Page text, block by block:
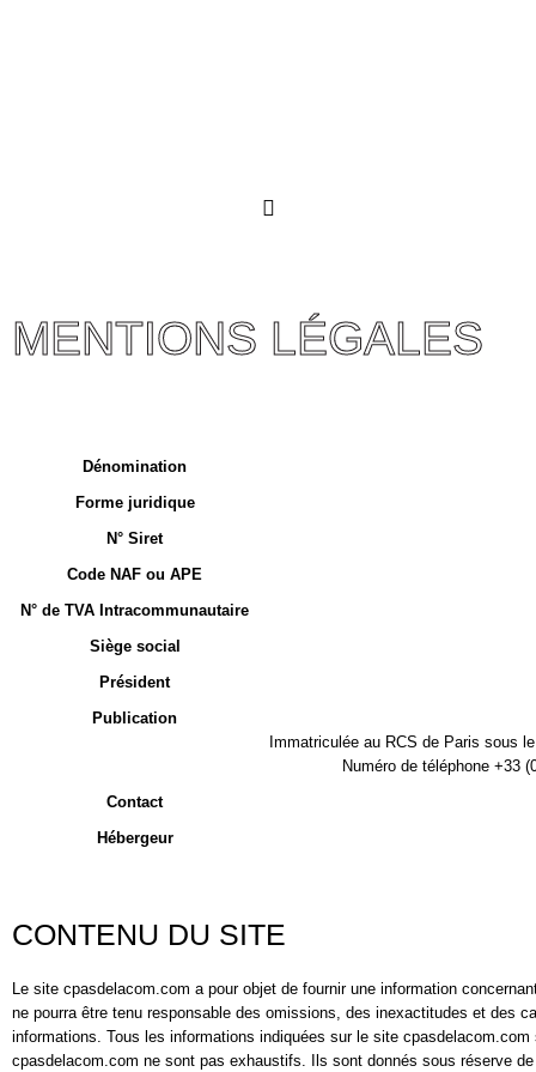
MENTIONS LÉGALES
Dénomination
Forme juridique
N° Siret
Code NAF ou APE
N° de TVA Intracommunautaire
Siège social
Président
Publication
Immatriculée au RCS de Paris sous
Numéro de téléphone +33
Contact
Hébergeur
CONTENU DU SITE
Le site cpasdelacom.com a pour objet de fournir une information
ne pourra être tenu responsable des omissions, des inexactitudes et des
informations. Tous les informations indiquées sur le site
cpasdelacom.com ne sont pas exhaustifs. Ils sont donnés sous réserve